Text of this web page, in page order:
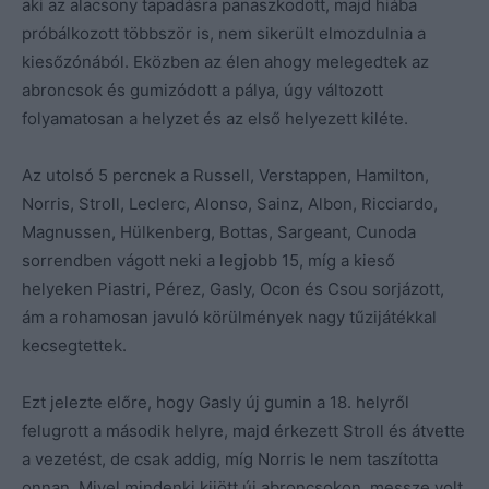
aki az alacsony tapadásra panaszkodott, majd hiába
próbálkozott többször is, nem sikerült elmozdulnia a
kiesőzónából. Eközben az élen ahogy melegedtek az
abroncsok és gumizódott a pálya, úgy változott
folyamatosan a helyzet és az első helyezett kiléte.
Az utolsó 5 percnek a Russell, Verstappen, Hamilton,
Norris, Stroll, Leclerc, Alonso, Sainz, Albon, Ricciardo,
Magnussen, Hülkenberg, Bottas, Sargeant, Cunoda
sorrendben vágott neki a legjobb 15, míg a kieső
helyeken Piastri, Pérez, Gasly, Ocon és Csou sorjázott,
ám a rohamosan javuló körülmények nagy tűzijátékkal
kecsegtettek.
Ezt jelezte előre, hogy Gasly új gumin a 18. helyről
felugrott a második helyre, majd érkezett Stroll és átvette
a vezetést, de csak addig, míg Norris le nem taszította